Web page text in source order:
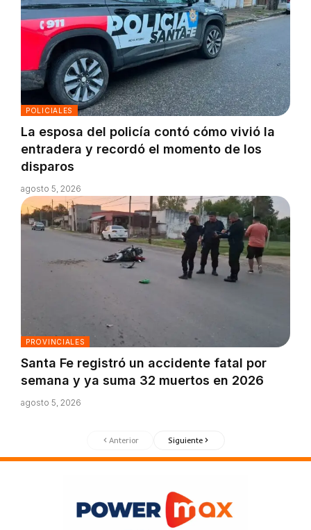
POLICIALES
La esposa del policía contó cómo vivió la
entradera y recordó el momento de los
disparos
agosto 5, 2026
PROVINCIALES
Santa Fe registró un accidente fatal por
semana y ya suma 32 muertos en 2026
agosto 5, 2026
Anterior Siguiente